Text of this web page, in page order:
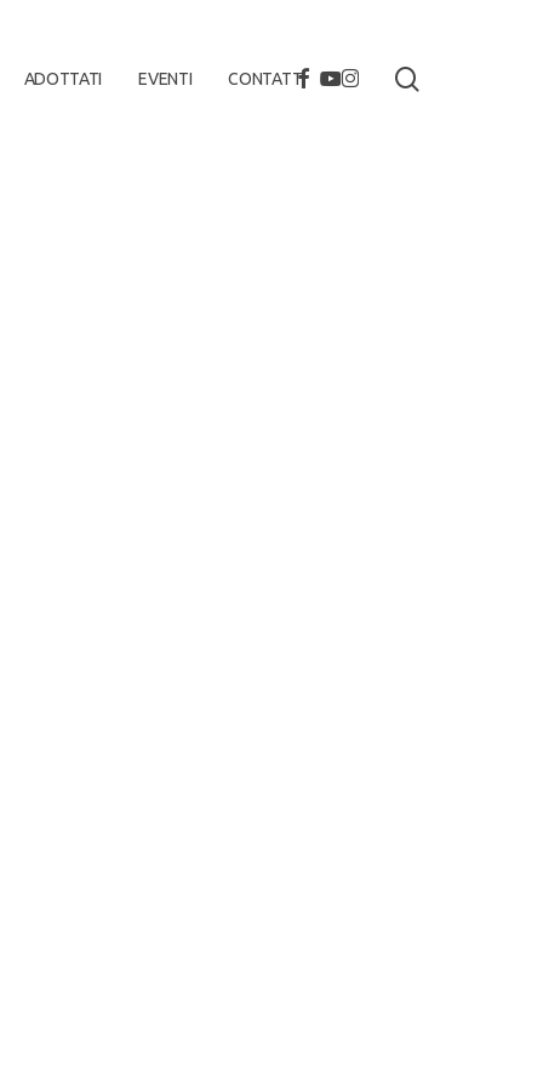
ADOTTATI EVENTI CONTATTIFACEBOOK
YOUTUBE
INSTAGRAM